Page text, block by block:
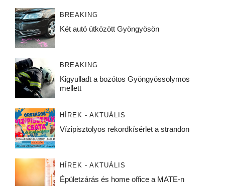
BREAKING
Két autó ütközött Gyöngyösön
BREAKING
Kigyulladt a bozótos Gyöngyössolymos
mellett
HÍREK - AKTUÁLIS
Vízipisztolyos rekordkísérlet a strandon
HÍREK - AKTUÁLIS
Épületzárás és home office a MATE-n